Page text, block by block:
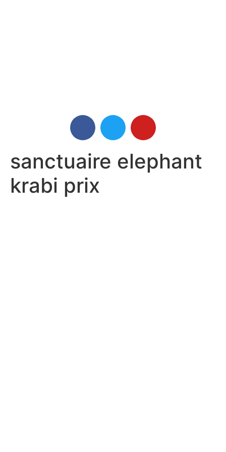
sanctuaire elephant
krabi prix